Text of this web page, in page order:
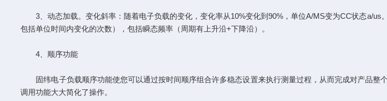
3、动态加载。变化斜率：随着电子负载的变化，变化率从10%变化到90%，单位A/MS变为CC状态a/us
包括单位时间内变化的次数），包括瞬态频率（周期有上升沿+下降沿）。
4、顺序功能
固纬电子负载顺序功能使您可以通过按时间顺序组合许多稳态设置来执行测量过程，从而完成对产品整
调用功能大大简化了操作。